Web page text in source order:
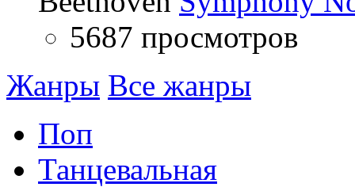
5687 просмотров
Жанры Все жанры
Поп
Танцевальная